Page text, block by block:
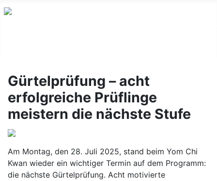
Gürtelprüfung – acht
erfolgreiche Prüflinge
meistern die nächste Stufe
Am Montag, den 28. Juli 2025, stand beim Yom Chi
Kwan wieder ein wichtiger Termin auf dem Programm:
die nächste Gürtelprüfung. Acht motivierte